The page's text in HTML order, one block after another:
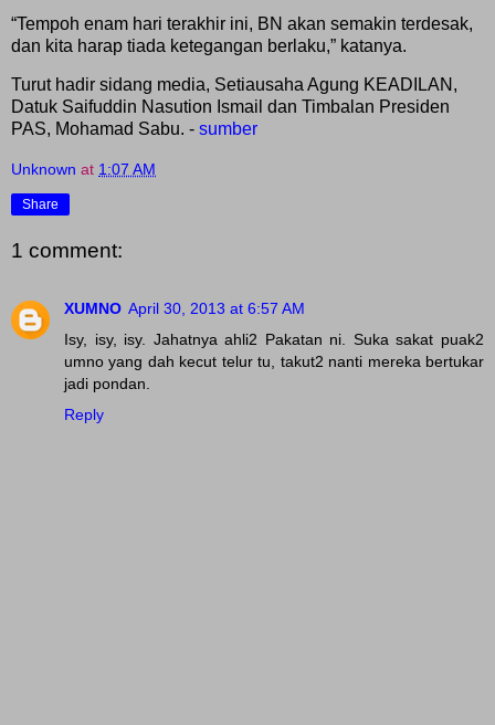
“Tempoh enam hari terakhir ini, BN akan semakin terdesak,
dan kita harap tiada ketegangan berlaku,” katanya.
Turut hadir sidang media, Setiausaha Agung KEADILAN,
Datuk Saifuddin Nasution Ismail dan Timbalan Presiden
PAS, Mohamad Sabu. - sumber
Unknown at 1:07 AM
Share
1 comment:
XUMNO April 30, 2013 at 6:57 AM
Isy, isy, isy. Jahatnya ahli2 Pakatan ni. Suka sakat puak2
umno yang dah kecut telur tu, takut2 nanti mereka bertukar
jadi pondan.
Reply